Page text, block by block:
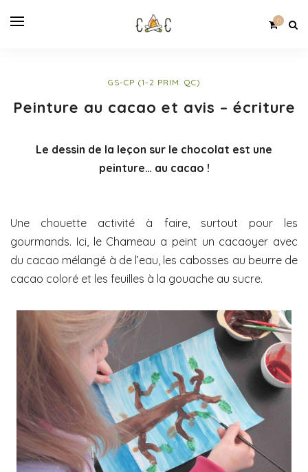
0
GS-CP (1-2 PRIM. QC)
Peinture au cacao et avis – écriture
Le dessin de la leçon sur le chocolat est une
peinture… au cacao !
Une chouette activité à faire, surtout pour les
gourmands. Ici, le Chameau a peint un cacaoyer avec
du cacao mélangé à de l’eau, les cabosses au beurre de
cacao coloré et les feuilles à la gouache au sucre.